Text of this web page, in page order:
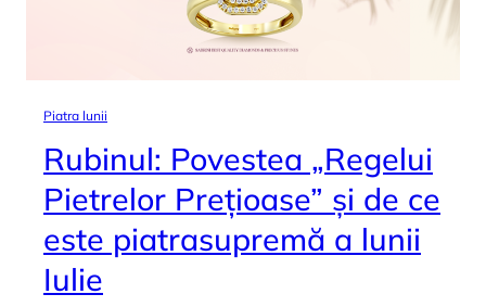
Piatra lunii
Rubinul: Povestea „Regelui
Pietrelor Prețioase” și de ce
este piatrasupremă a lunii
Iulie